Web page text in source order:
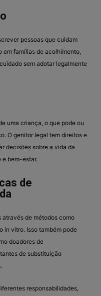
pessoas que cuidam
famílias de acolhimento,
sem adotar legalmente
uma criança, o que pode ou
O genitor legal tem direitos e
decisões sobre a vida da
bem-estar.
de
através de métodos como
in vitro. Isso também pode
doadores de
de substituição
responsabilidades,